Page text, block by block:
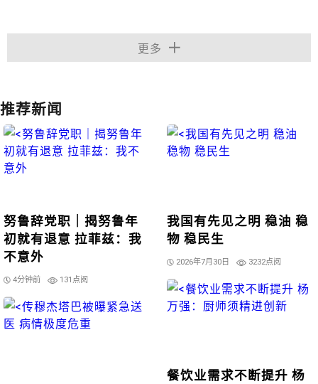
更多
推荐新闻
努鲁辞党职｜揭努鲁年
初就有退意 拉菲兹：我
不意外
4分钟前 131点阅
我国有先见之明 稳油 稳
物 稳民生
2026年7月30日 3232点阅
餐饮业需求不断提升 杨